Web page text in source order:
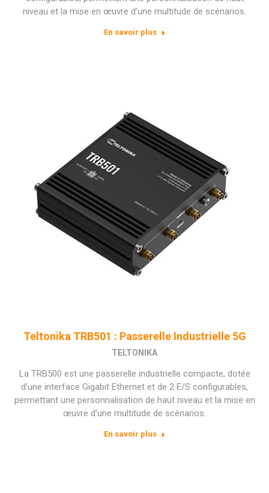
niveau et la mise en œuvre d’une multitude de scénarios.
En savoir plus
Teltonika TRB501 : Passerelle Industrielle 5G
TELTONIKA
La TRB500 est une passerelle industrielle compacte, dotée
d’une interface Gigabit Ethernet et de 2 E/S configurables,
permettant une personnalisation de haut niveau et la mise en
œuvre d’une multitude de scénarios.
En savoir plus